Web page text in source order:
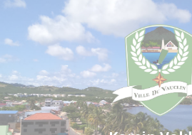
Skip
content
Skip
navigation
Skip
footer